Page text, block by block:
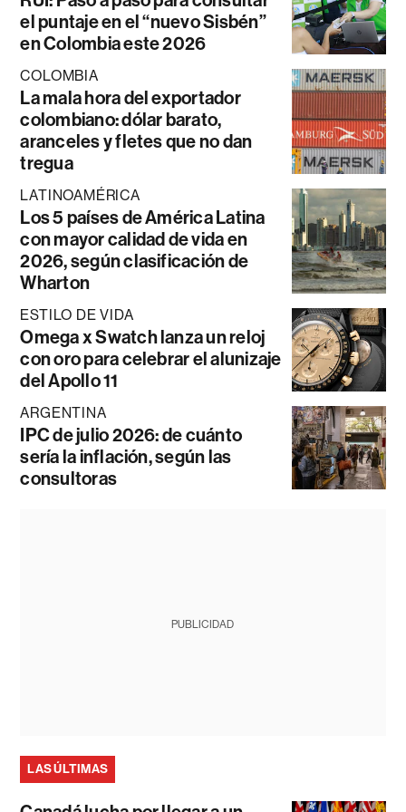
el puntaje en el “nuevo Sisbén”
en Colombia este 2026
COLOMBIA
La mala hora del exportador
colombiano: dólar barato,
aranceles y fletes que no dan
tregua
LATINOAMÉRICA
Los 5 países de América Latina
con mayor calidad de vida en
2026, según clasificación de
Wharton
ESTILO DE VIDA
Omega x Swatch lanza un reloj
con oro para celebrar el alunizaje
del Apollo 11
ARGENTINA
IPC de julio 2026: de cuánto
sería la inflación, según las
consultoras
PUBLICIDAD
LAS ÚLTIMAS